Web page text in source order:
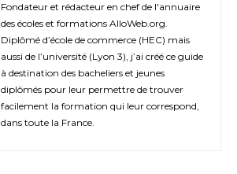
Fondateur et rédacteur en chef de l'annuaire
des écoles et formations AlloWeb.org.
Diplômé d’école de commerce (HEC) mais
aussi de l’université (Lyon 3), j’ai créé ce guide
à destination des bacheliers et jeunes
diplômés pour leur permettre de trouver
facilement la formation qui leur correspond,
dans toute la France.